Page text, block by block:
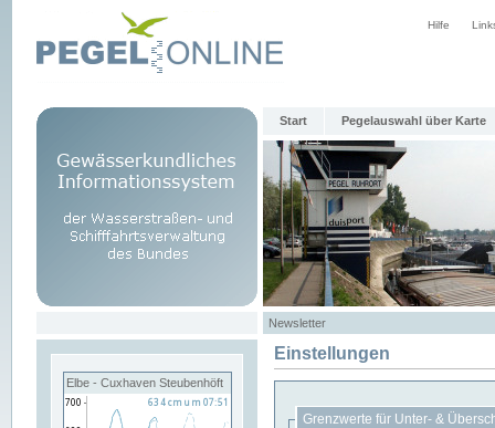
Hilfe
Start Pegelauswahl über Karte
Newsletter
Elbe - Cuxhaven Steubenhöft
Einstellungen
Grenzwerte für Unter- &